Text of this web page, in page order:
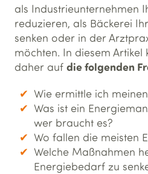
als Industrieunternehmen
reduzieren, als Bäckerei
senken oder in der
möchten. In diesem
daher auf die folgenden
Wie ermittle ich
Was ist ein
wer braucht es?
Wo fallen die meisten
Welche Maßnahmen
Energiebedarf zu